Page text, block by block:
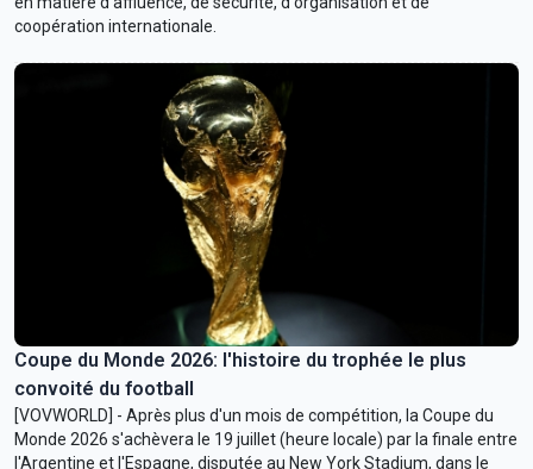
coopération internationale.
Coupe du Monde 2026: l'histoire du trophée le plus
convoité du football
[VOVWORLD] - Après plus d'un mois de compétition, la Coupe du
Monde 2026 s'achèvera le 19 juillet (heure locale) par la finale entre
l'Argentine et l'Espagne, disputée au New York Stadium, dans le